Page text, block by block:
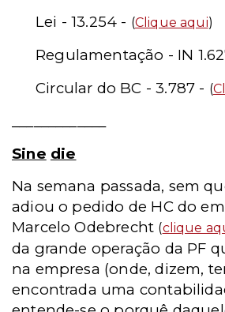
Lei - 13.254 - (Clique aqui)
Regulamentação - IN
Circular do BC - 3.787 - (
Sine die
Na semana passada, sem
adiou o pedido de HC do
Marcelo Odebrecht (clique
da grande operação da PF
na empresa (onde, dizem,
encontrada uma